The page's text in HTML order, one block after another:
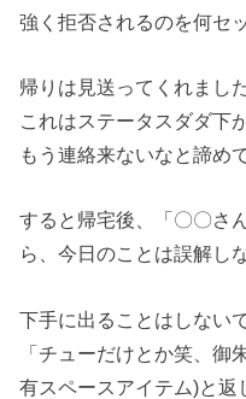
強く拒否されるのを何セ
帰りは見送ってくれまし
これはステータスダダ下
もう連絡来ないなと諦め
すると帰宅後、「〇〇さ
ら、今日のことは誤解し
下手に出ることはしないで
「チューだけとか笑、御
有スペースアイテム)と返